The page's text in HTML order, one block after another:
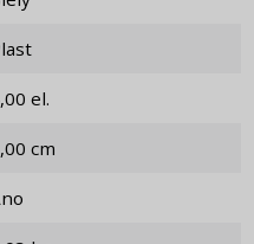
Plast
4,00 el.
3,00 cm
Áno